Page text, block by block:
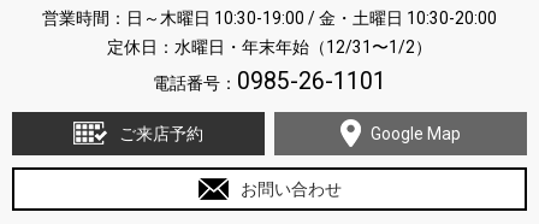
営業時間：日～木曜日 10:30-19:00 / 金・土曜日 10:30-20:00
定休日：水曜日・年末年始（12/31〜1/2）
電話番号： 0985-26-1101
ご来店予約 Google Map
お問い合わせ